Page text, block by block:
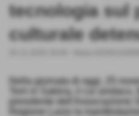
tecnologia sul
culturale
Nella giornata di oggi, 25
Torri in Sabina, il cui sindaco,
presidente dell'Associazione
Regione Lazio la